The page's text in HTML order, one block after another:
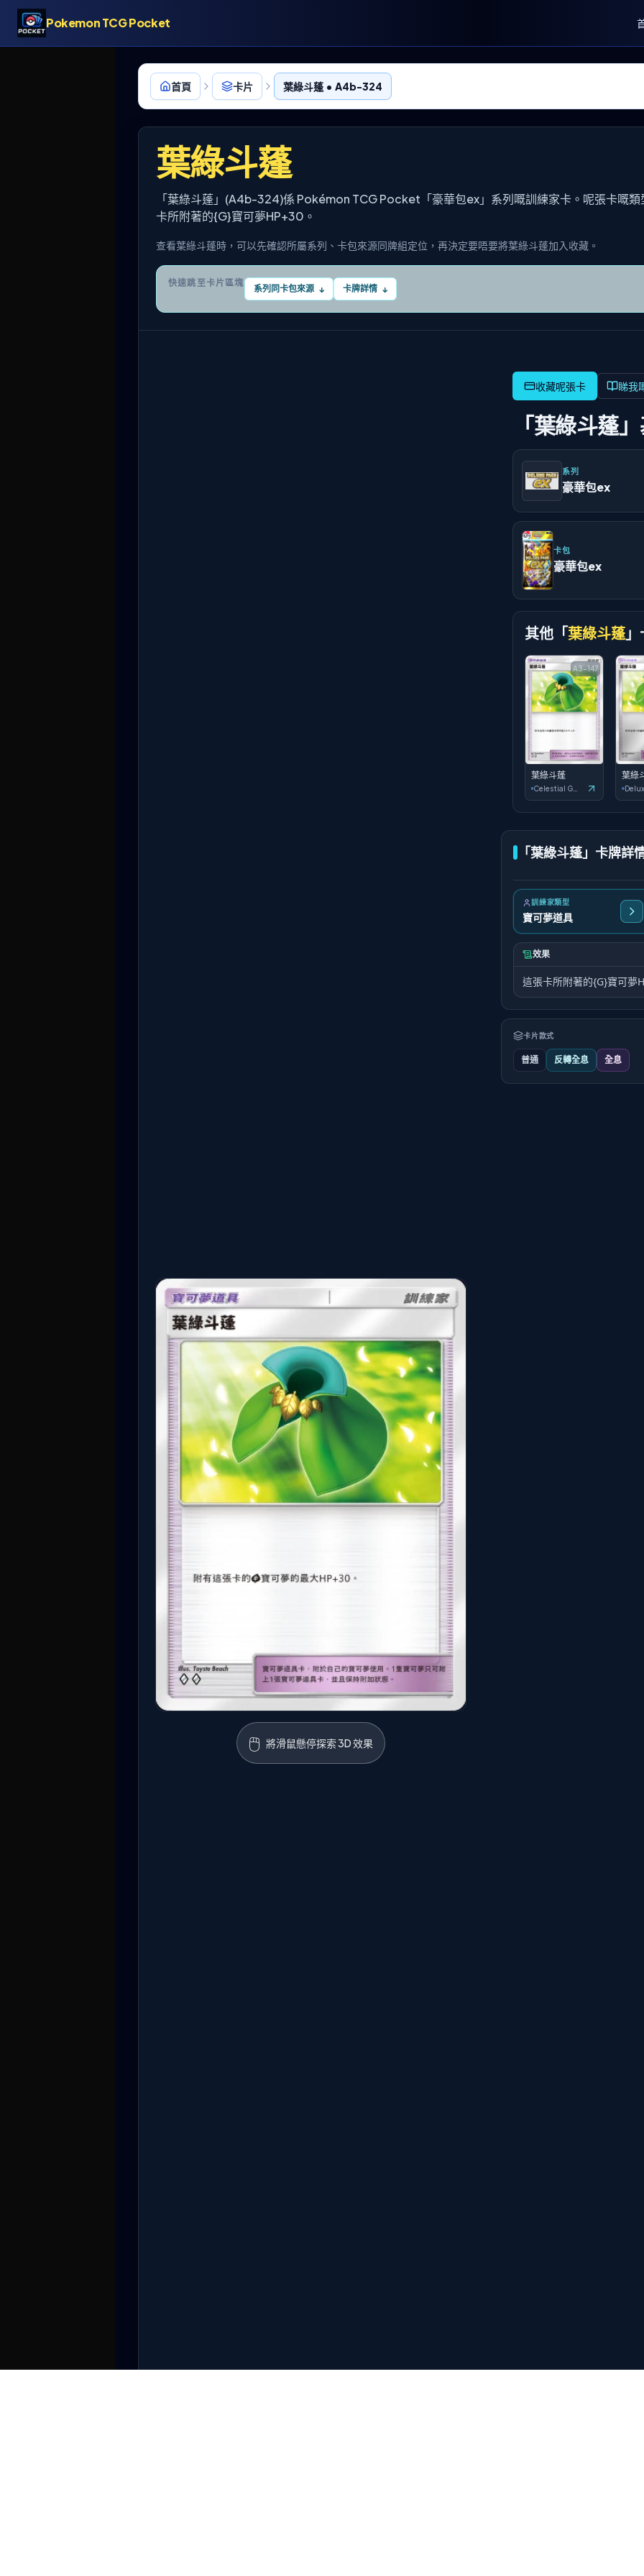
Pokemon TCG Pocket
首頁 卡片 葉綠斗蓬 • A4b-324
葉綠斗蓬
「葉綠斗蓬」(A4b-324)係 Pokémon TCG Pocket「豪華包ex」系列嘅訓練家卡。呢張卡嘅
卡所附著的{G}寶可夢HP+30。
查看葉綠斗蓬時，可以先確認所屬系列、卡包來源同牌組定位，再決定要唔要將葉綠斗蓬加入收藏。
快速跳至卡片區塊
系列同卡包來源 ↓ 卡牌詳情 ↓
🖱️ 將滑鼠懸停探索 3D 效果
睇我
「葉綠斗蓬
系列
豪華包ex
卡包
豪華包ex
其他「葉綠斗蓬
A3-147
葉綠斗蓬
Celestial Guardians
葉綠
「葉綠斗蓬」卡牌詳
訓練家類型
寶可夢道具
效果
這張卡所附著的{G}寶可夢
卡片款式
普通 反轉全息 全息